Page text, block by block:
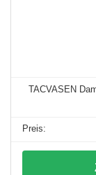
TACVASEN